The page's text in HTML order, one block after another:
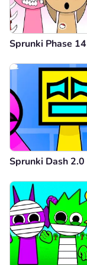
Sprunki Phase 14
Sprunki Dash 2.0